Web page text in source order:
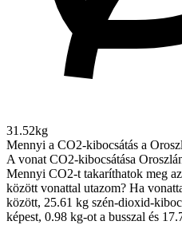
31.52kg
Mennyi a CO2-kibocsátás a
A vonat CO2-kibocsátása
Mennyi CO2-t takaríthatok meg
között vonattal utazom? Ha
között, 25.61 kg szén-dioxid-
képest, 0.98 kg-ot a busszal és